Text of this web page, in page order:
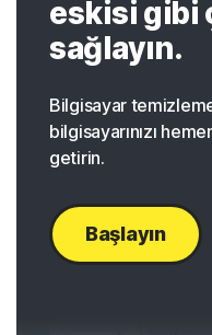
eskisi gibi
sağlayın.
Bilgisayar
bilgisayarınızı
getirin.
Başlayın